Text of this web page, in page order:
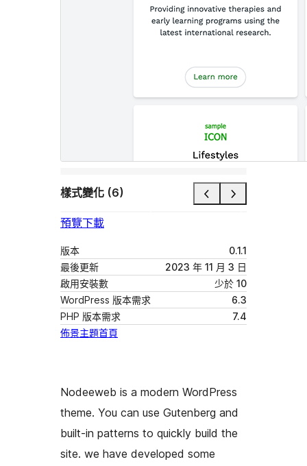
樣式變化 (6)
預覽下載
版本
0.1.1
最後更新
2023 年 11 月 3 日
啟用安裝數
少於 10
WordPress 版本需求
6.3
PHP 版本需求
7.4
佈景主題首頁
Nodeeweb is a modern WordPress
theme. You can use Gutenberg and
built-in patterns to quickly build the
site. we have developed some